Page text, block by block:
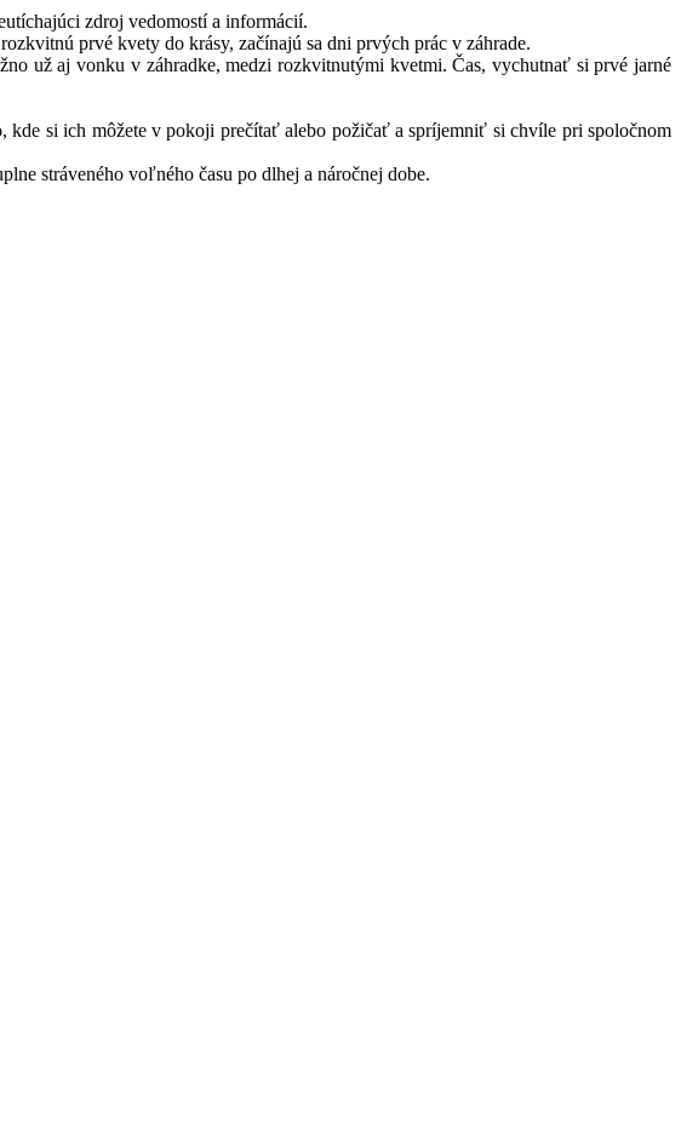
zdroj vedomostí a informácií.
prvé kvety do krásy, začínajú sa dni prvých prác v záhrade.
už aj vonku v záhradke, medzi rozkvitnutými kvetmi. Čas, vychutnať si prvé jarné
kde si ich môžete v pokoji prečítať alebo požičať a spríjemniť si chvíle pri spoločnom
stráveného voľného času po dlhej a náročnej dobe.